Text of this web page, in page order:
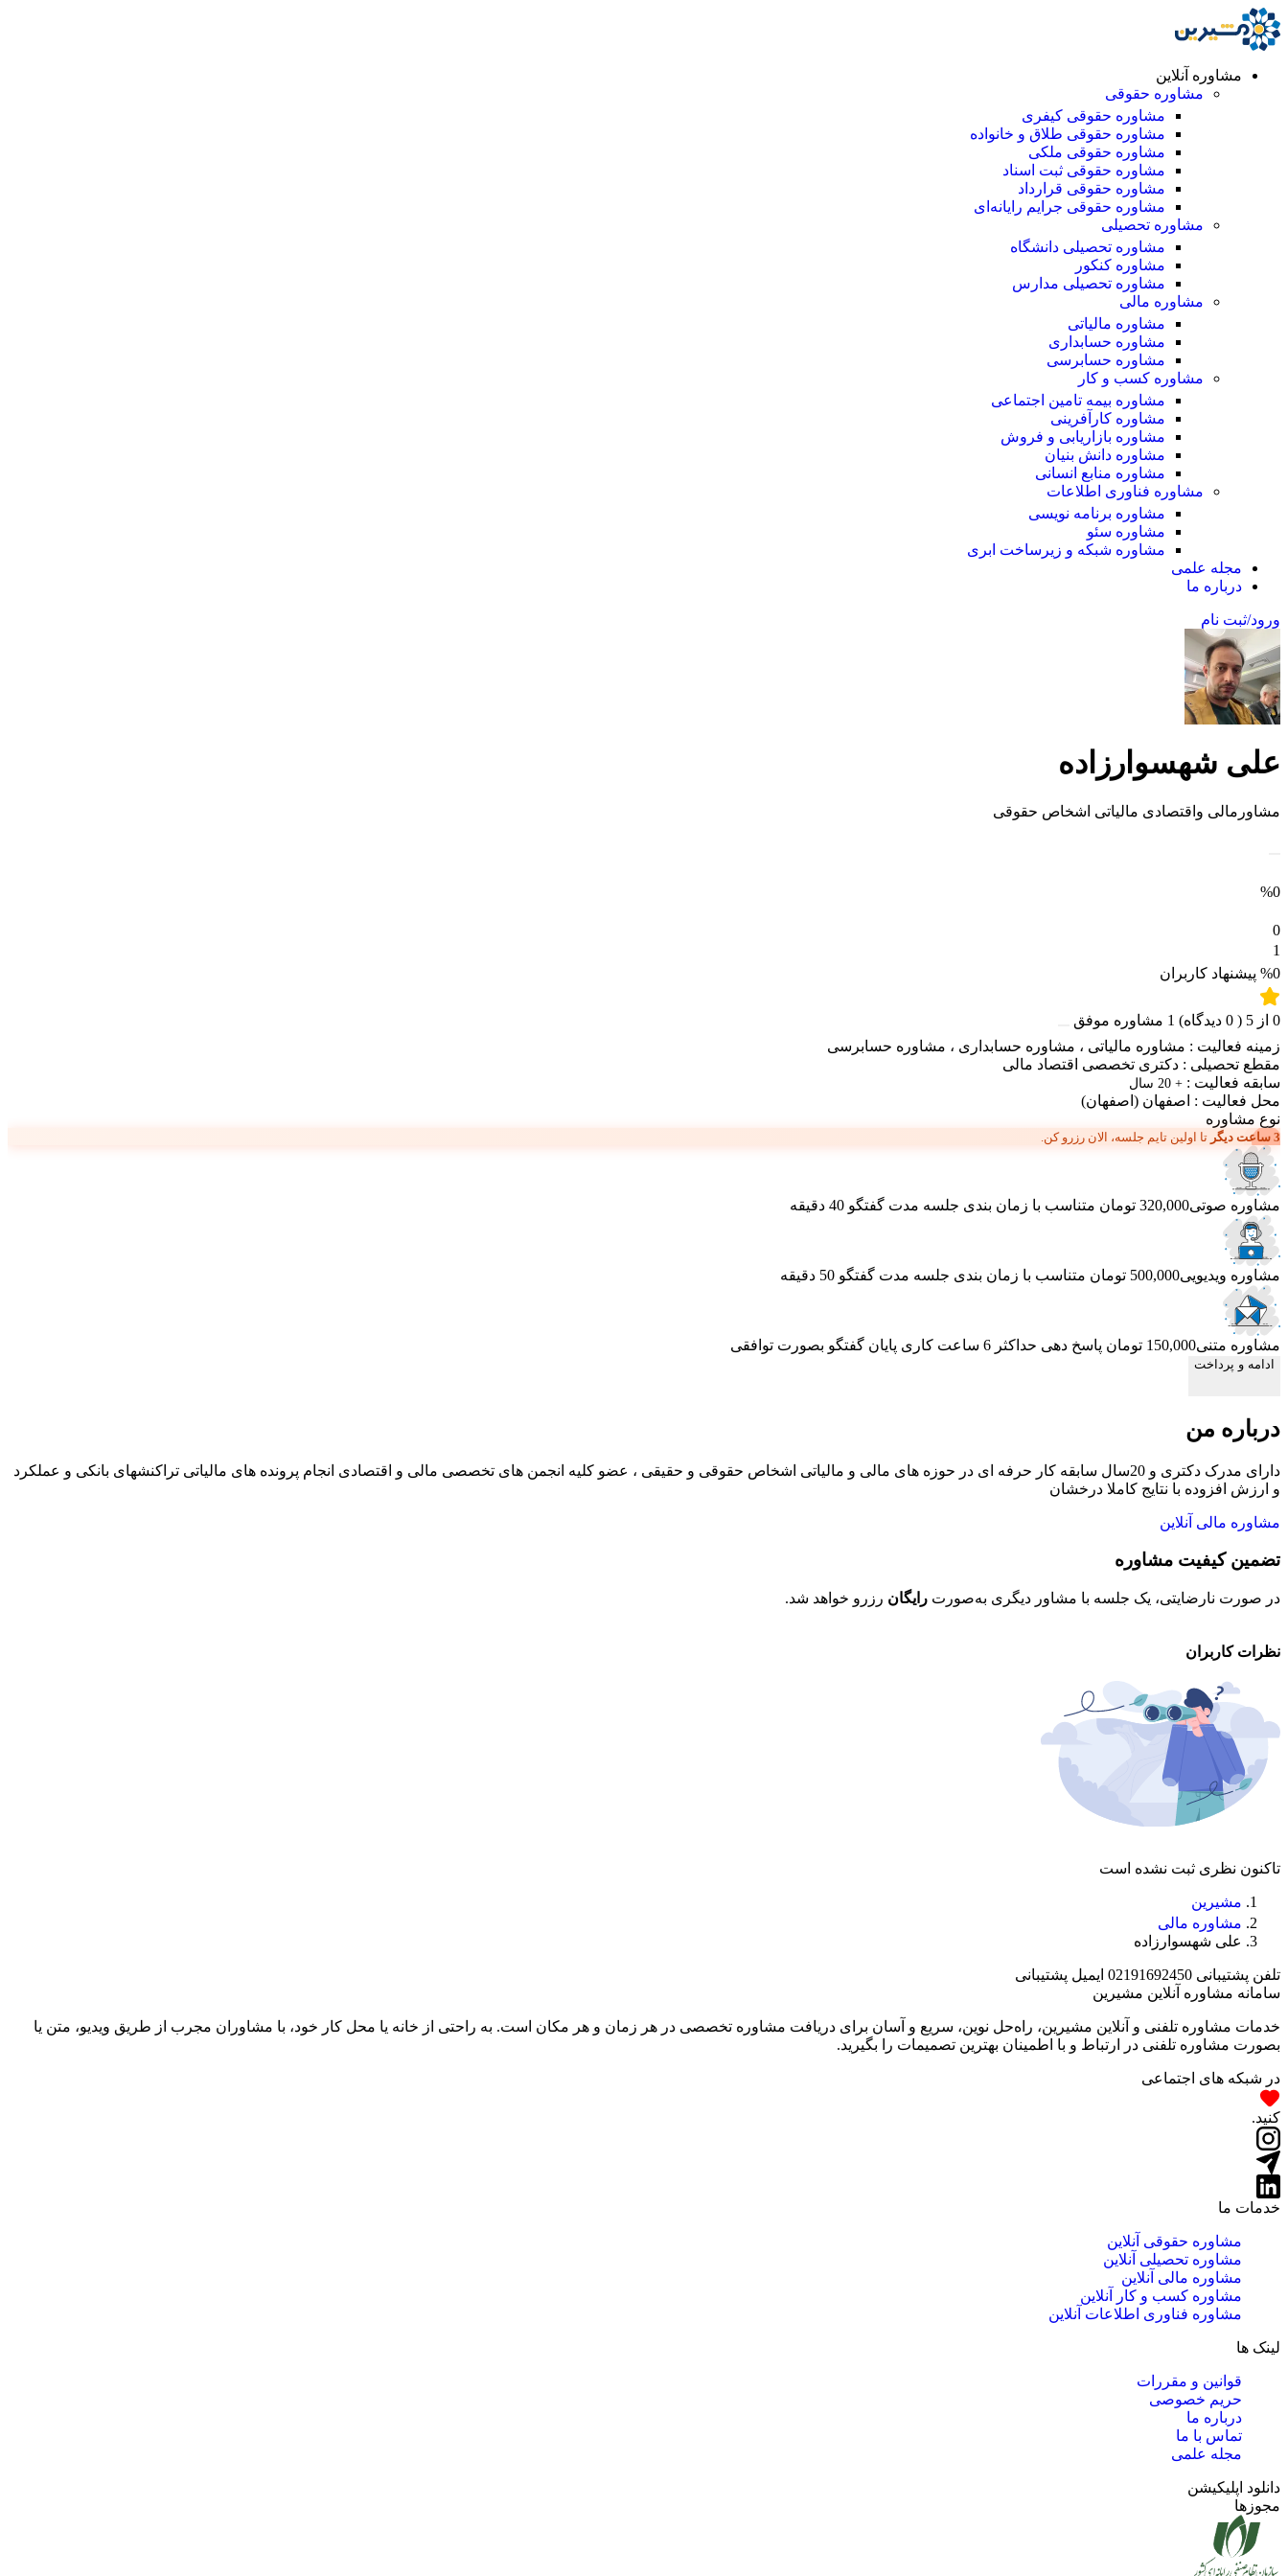
مشاوره آنلاین
مشاوره حقوقی
مشاوره حقوقی کیفری
مشاوره حقوقی طلاق و خانواده
مشاوره حقوقی ملکی
مشاوره حقوقی ثبت اسناد
مشاوره حقوقی قرارداد
مشاوره حقوقی جرایم رایانه‌ای
مشاوره تحصیلی
مشاوره تحصیلی دانشگاه
مشاوره کنکور
مشاوره تحصیلی مدارس
مشاوره مالی
مشاوره مالیاتی
مشاوره حسابداری
مشاوره حسابرسی
مشاوره کسب و کار
مشاوره بیمه تامین اجتماعی
مشاوره کارآفرینی
مشاوره بازاریابی و فروش
مشاوره دانش بنیان
مشاوره منابع انسانی
مشاوره فناوری اطلاعات
مشاوره برنامه نویسی
مشاوره سئو
مشاوره شبکه و زیرساخت ابری
مجله علمی
درباره ما
ورود/ثبت نام
علی شهسوارزاده
مشاورمالی واقتصادی مالیاتی اشخاص حقوقی
%0
0
1
%0 پیشنهاد کاربران
0 از 5
(
0 دیدگاه) 1 مشاوره موفق
زمینه فعالیت : مشاوره مالیاتی ، مشاوره حسابداری ، مشاوره حسابرسی
مقطع تحصیلی : دکتری تخصصی اقتصاد مالی
سابقه فعالیت : + 20 سال
محل فعالیت : اصفهان (اصفهان)
نوع مشاوره
3 ساعت دیگر تا اولین تایم جلسه، الان رزرو کن.
مشاوره صوتی320,000 تومان متناسب با زمان بندی جلسه مدت گفتگو 40 دقیقه
مشاوره ویدیویی500,000 تومان متناسب با زمان بندی جلسه مدت گفتگو 50 دقیقه
مشاوره متنی150,000 تومان پاسخ دهی حداکثر 6 ساعت کاری پایان گفتگو بصورت توافقی
ادامه و پرداخت
درباره من
دارای مدرک دکتری و 20سال سابقه کار حرفه ای در حوزه های مالی و مالیاتی اشخاص حقوقی و حقیقی ، عضو کلیه انجمن های تخصصی مالی و اقتصادی انجام پرونده های مالیاتی تراکنشهای بانکی و عملکرد
و ارزش افزوده با نتایج کاملا درخشان
مشاوره مالی آنلاین
تضمین کیفیت مشاوره
در صورت نارضایتی، یک جلسه با مشاور دیگری به‌صورت رایگان رزرو خواهد شد.
نظرات کاربران
تاکنون نظری ثبت نشده است
مشیرین
مشاوره مالی
علی شهسوارزاده
تلفن پشتیبانی 02191692450 ایمیل پشتیبانی
سامانه مشاوره آنلاین مشیرین
خدمات مشاوره تلفنی و آنلاین مشیرین، راه‌‌حل نوین، سریع و آسان برای دریافت مشاوره تخصصی در هر زمان و هر مکان است. به راحتی از خانه یا محل کار خود، با مشاوران مجرب از طریق ویدیو، متن یا
بصورت مشاوره تلفنی در ارتباط و با اطمینان بهترین تصمیمات را بگیرید.
در شبکه های اجتماعی
کنید.
خدمات ما
مشاوره حقوقی آنلاین
مشاوره تحصیلی آنلاین
مشاوره مالی آنلاین
مشاوره کسب و کار آنلاین
مشاوره فناوری اطلاعات آنلاین
لینک ها
قوانین و مقررات
حریم خصوصی
درباره ما
تماس با ما
مجله علمی
دانلود اپلیکیشن
مجوزها